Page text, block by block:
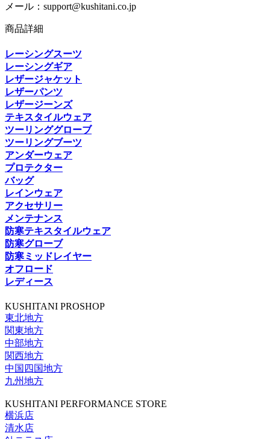
メール：support@kushitani.co.jp
商品詳細
レーシングスーツ
レーシングギア
レザージャケット
レザーパンツ
レザージーンズ
テキスタイルウェア
ツーリンググローブ
ツーリングブーツ
アンダーウェア
プロテクター
バッグ
レインウェア
アクセサリー
メンテナンス
防寒テキスタイルウェア
防寒グローブ
防寒ミッドレイヤー
オフロード
レディース
KUSHITANI PROSHOP
東北地方
関東地方
中部地方
関西地方
中国四国地方
九州地方
KUSHITANI PERFORMANCE STORE
横浜店
清水店